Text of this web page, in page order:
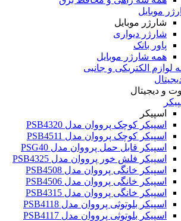
موبایل
شارژر موبایل
شارژر دیواری
پاور بانک
همه شارژر موبایل
لوازم الکتریکی و جانبی
و دیجیتال
اسپیکر
اسپیکر کوچک پرووان مدل PSB4320
اسپیکر کوچک پرووان مدل PSB4511
اسپیکر قابل حمل پرووان مدل PSG40
اسپیکر فلش خور پرووان مدل PSB4325
اسپیکر خانگی پرووان مدل PSB4508
اسپیکر خانگی پرووان مدل PSB4506
اسپیکر خانگی پرووان مدل PSB4315
اسپیکر بلوتوثی پرووان مدل PSB4118
اسپیکر بلوتوثی پرووان مدل PSB4117